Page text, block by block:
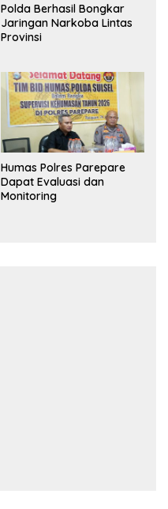
Polda Berhasil Bongkar
Jaringan Narkoba Lintas
Provinsi
Humas Polres Parepare
Dapat Evaluasi dan
Monitoring